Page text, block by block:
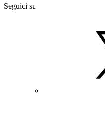
Seguici su